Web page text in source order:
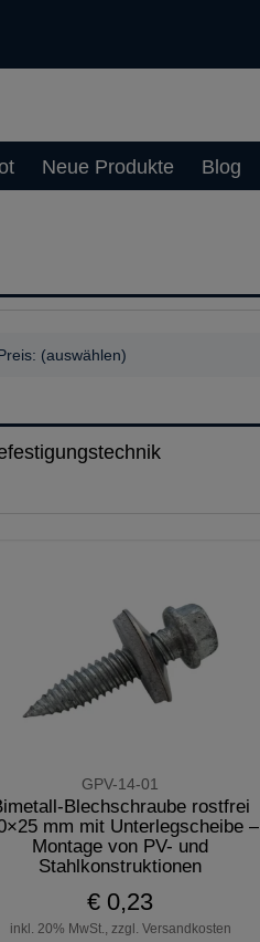
Neue Produkte Blog
(auswählen)
GPV-14-01
Blechschraube rostfrei
mm mit Unterlegscheibe –
Montage von PV- und
Stahlkonstruktionen
€ 0,23
inkl. 20% MwSt., zzgl. Versandkosten